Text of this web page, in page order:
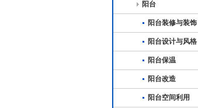
阳台
阳台装修与装饰
阳台设计与风格
阳台保温
阳台改造
阳台空间利用